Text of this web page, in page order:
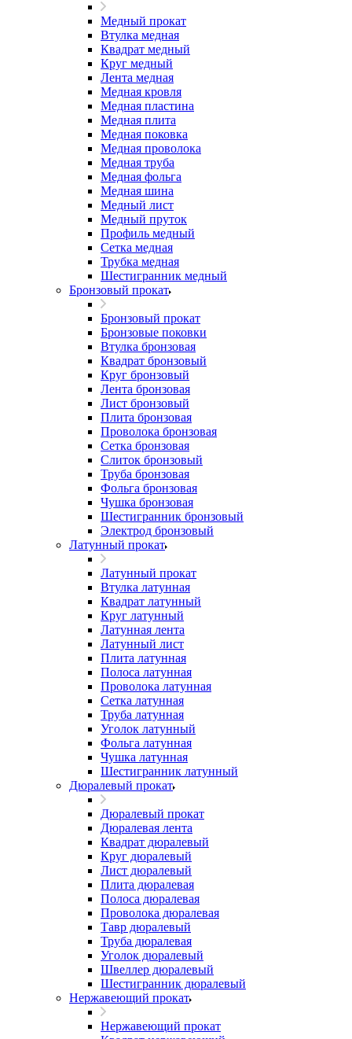
Медный прокат
Втулка медная
Квадрат медный
Круг медный
Лента медная
Медная кровля
Медная пластина
Медная плита
Медная поковка
Медная проволока
Медная труба
Медная фольга
Медная шина
Медный лист
Медный пруток
Профиль медный
Сетка медная
Трубка медная
Шестигранник медный
Бронзовый прокат
Бронзовый прокат
Бронзовые поковки
Втулка бронзовая
Квадрат бронзовый
Круг бронзовый
Лента бронзовая
Лист бронзовый
Плита бронзовая
Проволока бронзовая
Сетка бронзовая
Слиток бронзовый
Труба бронзовая
Фольга бронзовая
Чушка бронзовая
Шестигранник бронзовый
Электрод бронзовый
Латунный прокат
Латунный прокат
Втулка латунная
Квадрат латунный
Круг латунный
Латунная лента
Латунный лист
Плита латунная
Полоса латунная
Проволока латунная
Сетка латунная
Труба латунная
Уголок латунный
Фольга латунная
Чушка латунная
Шестигранник латунный
Дюралевый прокат
Дюралевый прокат
Дюралевая лента
Квадрат дюралевый
Круг дюралевый
Лист дюралевый
Плита дюралевая
Полоса дюралевая
Проволока дюралевая
Тавр дюралевый
Труба дюралевая
Уголок дюралевый
Швеллер дюралевый
Шестигранник дюралевый
Нержавеющий прокат
Нержавеющий прокат